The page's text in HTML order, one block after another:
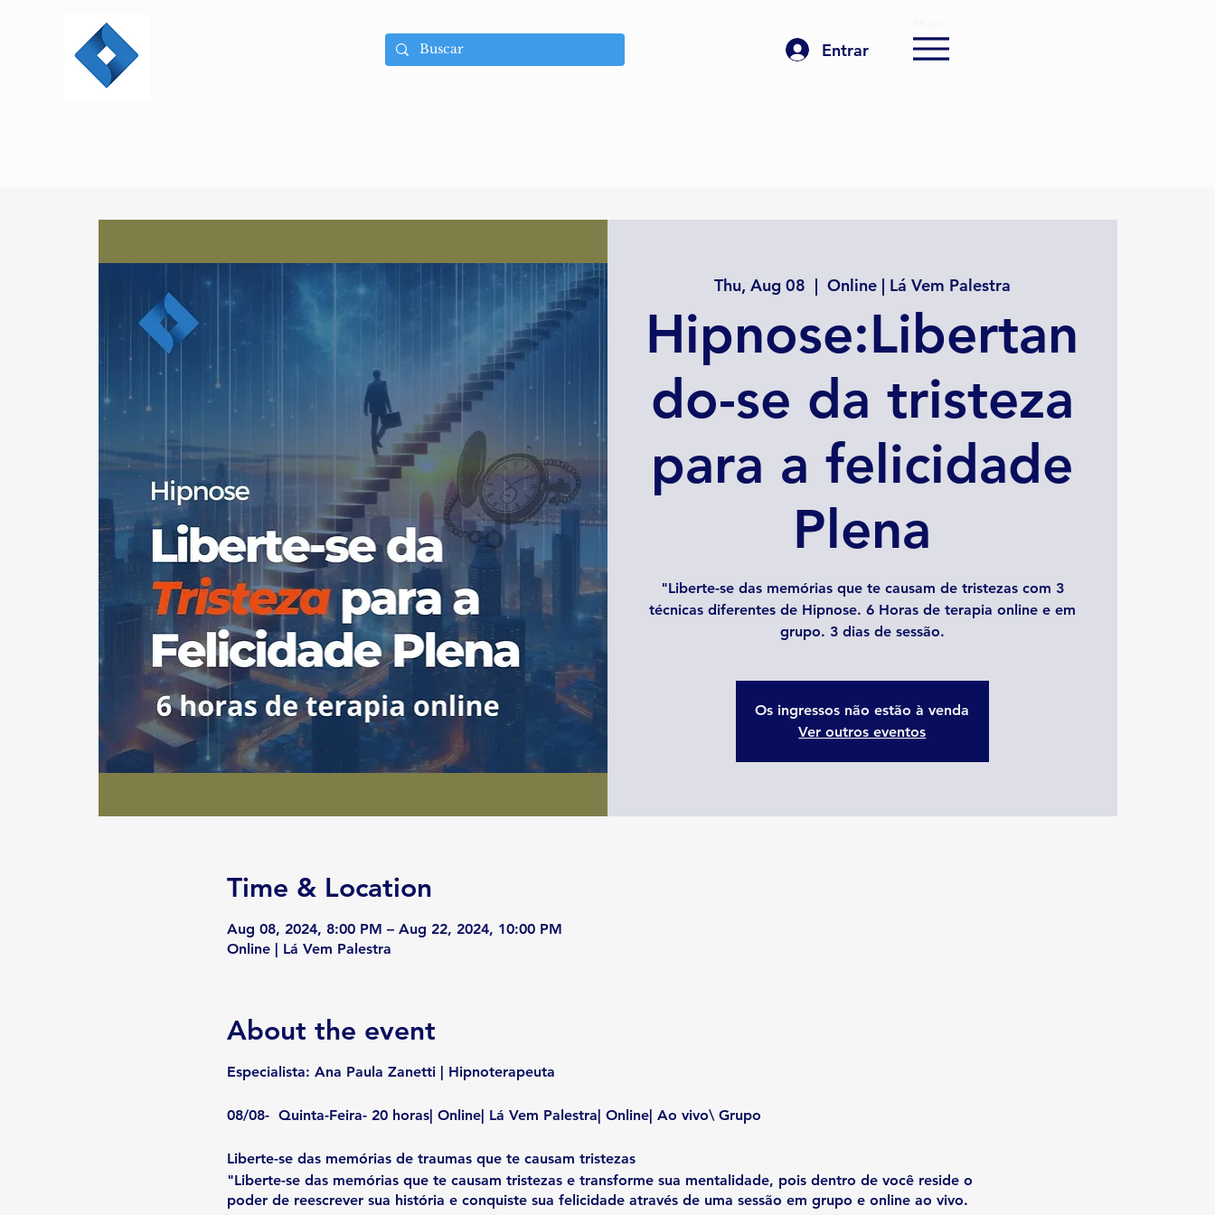
Entrar
Thu, Aug 08
  |
Online | Lá Vem Palestra
Hipnose:Libertan
do-se da tristeza
para a felicidade
Plena
"Liberte-se das memórias que te causam de tristezas com 3
técnicas diferentes de Hipnose. 6 Horas de terapia online e em
grupo. 3 dias de sessão.
Os ingressos não estão à venda
Ver outros eventos
Time & Location
Aug 08, 2024, 8:00 PM – Aug 22, 2024, 10:00 PM
Online | Lá Vem Palestra
About the event
Especialista: Ana Paula Zanetti | Hipnoterapeuta
08/08- Quinta-Feira- 20 horas| Online| Lá Vem Palestra| Online| Ao vivo\ Grupo
Liberte-se das memórias de traumas que te causam tristezas
"Liberte-se das memórias que te causam tristezas e transforme sua mentalidade, pois dentro de você reside o
poder de reescrever sua história e conquiste sua felicidade através de uma sessão em grupo e online ao vivo.